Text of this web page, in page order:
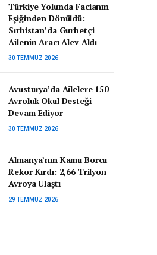
Türkiye Yolunda Facianın
Eşiğinden Dönüldü:
Sırbistan’da Gurbetçi
Ailenin Aracı Alev Aldı
30 TEMMUZ 2026
Avusturya’da Ailelere 150
Avroluk Okul Desteği
Devam Ediyor
30 TEMMUZ 2026
Almanya’nın Kamu Borcu
Rekor Kırdı: 2,66 Trilyon
Avroya Ulaştı
29 TEMMUZ 2026